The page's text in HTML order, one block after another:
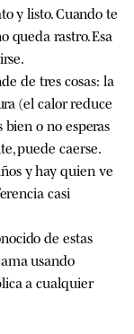
y listo. Cuando te
queda rastro. Esa
de tres cosas: la
(el calor reduce
o no esperas
puede caerse.
y hay quien ve
casi
de estas
usando
a cualquier